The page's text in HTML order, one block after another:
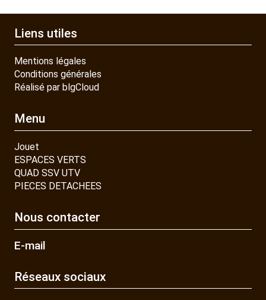
Liens utiles
Mentions légales
Conditions générales
Réalisé par blgCloud
Menu
Jouet
ESPACES VERTS
QUAD SSV UTV
PIECES DETACHEES
Nous contacter
E-mail
Réseaux sociaux